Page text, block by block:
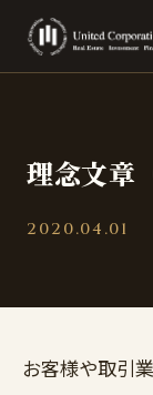
理念文章
2020.04.01
お客様や取引